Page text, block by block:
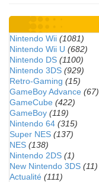
Nintendo Wii (1081)
Nintendo Wii U (682)
Nintendo DS (1100)
Nintendo 3DS (929)
Retro-Gaming (15)
GameBoy Advance (67)
GameCube (422)
GameBoy (119)
Nintendo 64 (315)
Super NES (137)
NES (138)
Nintendo 2DS (1)
New Nintendo 3DS (11)
Actualité (111)